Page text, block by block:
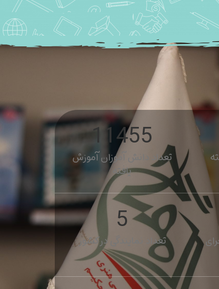
12200
تعداد دانش آموزان آموزش
یافته
5
تعداد نمایندگی در کشور